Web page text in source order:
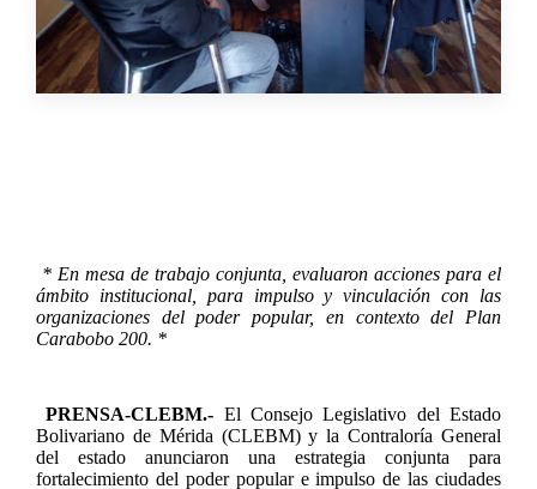
* En mesa de trabajo conjunta, evaluaron acciones para el
ámbito institucional, para impulso y vinculación con las
organizaciones del poder popular, en contexto del Plan
Carabobo 200. *
PRENSA-CLEBM.- El Consejo Legislativo del Estado
Bolivariano de Mérida (CLEBM) y la Contraloría General
del estado anunciaron una estrategia conjunta para
fortalecimiento del poder popular e impulso de las ciudades